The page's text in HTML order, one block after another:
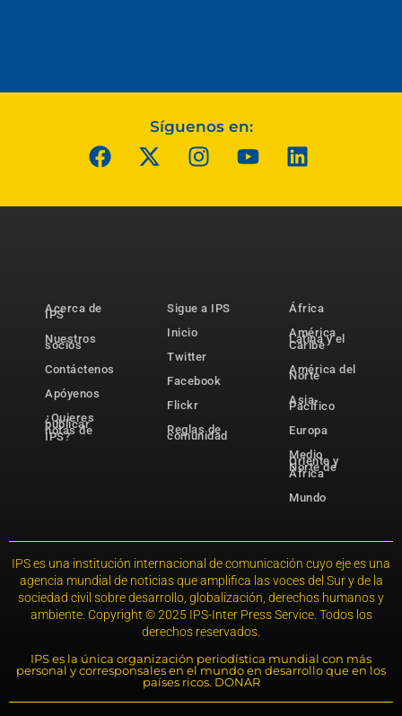
Síguenos en:
Acerca de
IPS
Nuestros
socios
Contáctenos
Apóyenos
¿Quieres
publicar
notas de
IPS?
Sigue a IPS
Inicio
Twitter
Facebook
Flickr
Reglas de
comunidad
África
América
Latina y el
Caribe
América del
Norte
Asia-
Pacífico
Europa
Medio
Oriente y
Norte de
África
Mundo
IPS es una institución internacional de comunicación cuyo eje es una
agencia mundial de noticias que amplifica las voces del Sur y de la
sociedad civil sobre desarrollo, globalización, derechos humanos y
ambiente. Copyright © 2025 IPS-Inter Press Service. Todos los
derechos reservados.
IPS es la única organización periodística mundial con más
personal y corresponsales en el mundo en desarrollo que en los
países ricos. DONAR